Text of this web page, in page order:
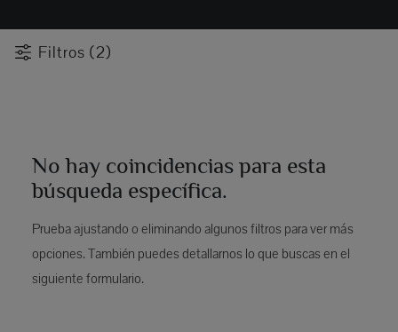
Filtros (2)
No hay coincidencias para esta
búsqueda específica.
Prueba ajustando o eliminando algunos filtros para ver más
opciones. También puedes detallarnos lo que buscas en el
siguiente formulario.